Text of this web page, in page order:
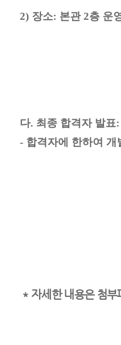
2) 장소: 본관2층 운
다. 최종 합격자 발표
- 합격자에 한하여 개
* 자세한 내용은 첨부